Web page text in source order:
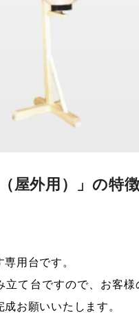
（屋外用）」の特
用台です。
立て台ですので、お客様
お願いいたします。